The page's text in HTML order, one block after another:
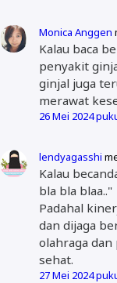
Monica Anggen
Kalau baca
penyakit
ginjal juga
merawat
26 Mei 2024
lendyagasshi
Kalau
bla bla blaa.."
Padahal
dan dijaga
olahraga
sehat.
27 Mei 2024